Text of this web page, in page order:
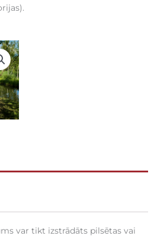
var tikt izstrādāts pilsētas vai